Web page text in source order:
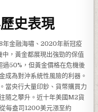
史表現
年金融海嘯、2020年新冠疫
，黃金都展現出強勁的保值
50%，但黃金價格在危機後
成為對沖系統性風險的利器。
當央行大量印鈔、貨幣購買力
隨之攀升。近十年美國M2貨
每盎司1200美元漲至約